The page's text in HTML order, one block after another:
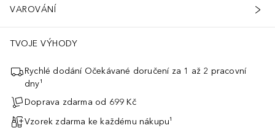
VAROVÁNÍ
TVOJE VÝHODY
Rychlé dodání Očekávané doručení za 1 až 2 pracovní
dny¹
Doprava zdarma od 699 Kč
Vzorek zdarma ke každému nákupu¹